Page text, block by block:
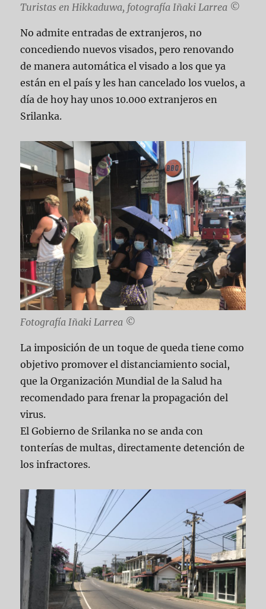
Turistas en Hikkaduwa, fotografía Iñaki Larrea ©
No admite entradas de extranjeros, no
concediendo nuevos visados, pero renovando
de manera automática el visado a los que ya
están en el país y les han cancelado los vuelos, a
día de hoy hay unos 10.000 extranjeros en
Srilanka.
Fotografía Iñaki Larrea ©
La imposición de un toque de queda tiene como
objetivo promover el distanciamiento social,
que la Organización Mundial de la Salud ha
recomendado para frenar la propagación del
virus.
El Gobierno de Srilanka no se anda con
tonterías de multas, directamente detención de
los infractores.